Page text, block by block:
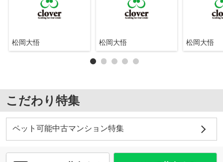
松岡大悟 松岡大悟 松岡大悟
こだわり特集
ペット可能中古マンション特集